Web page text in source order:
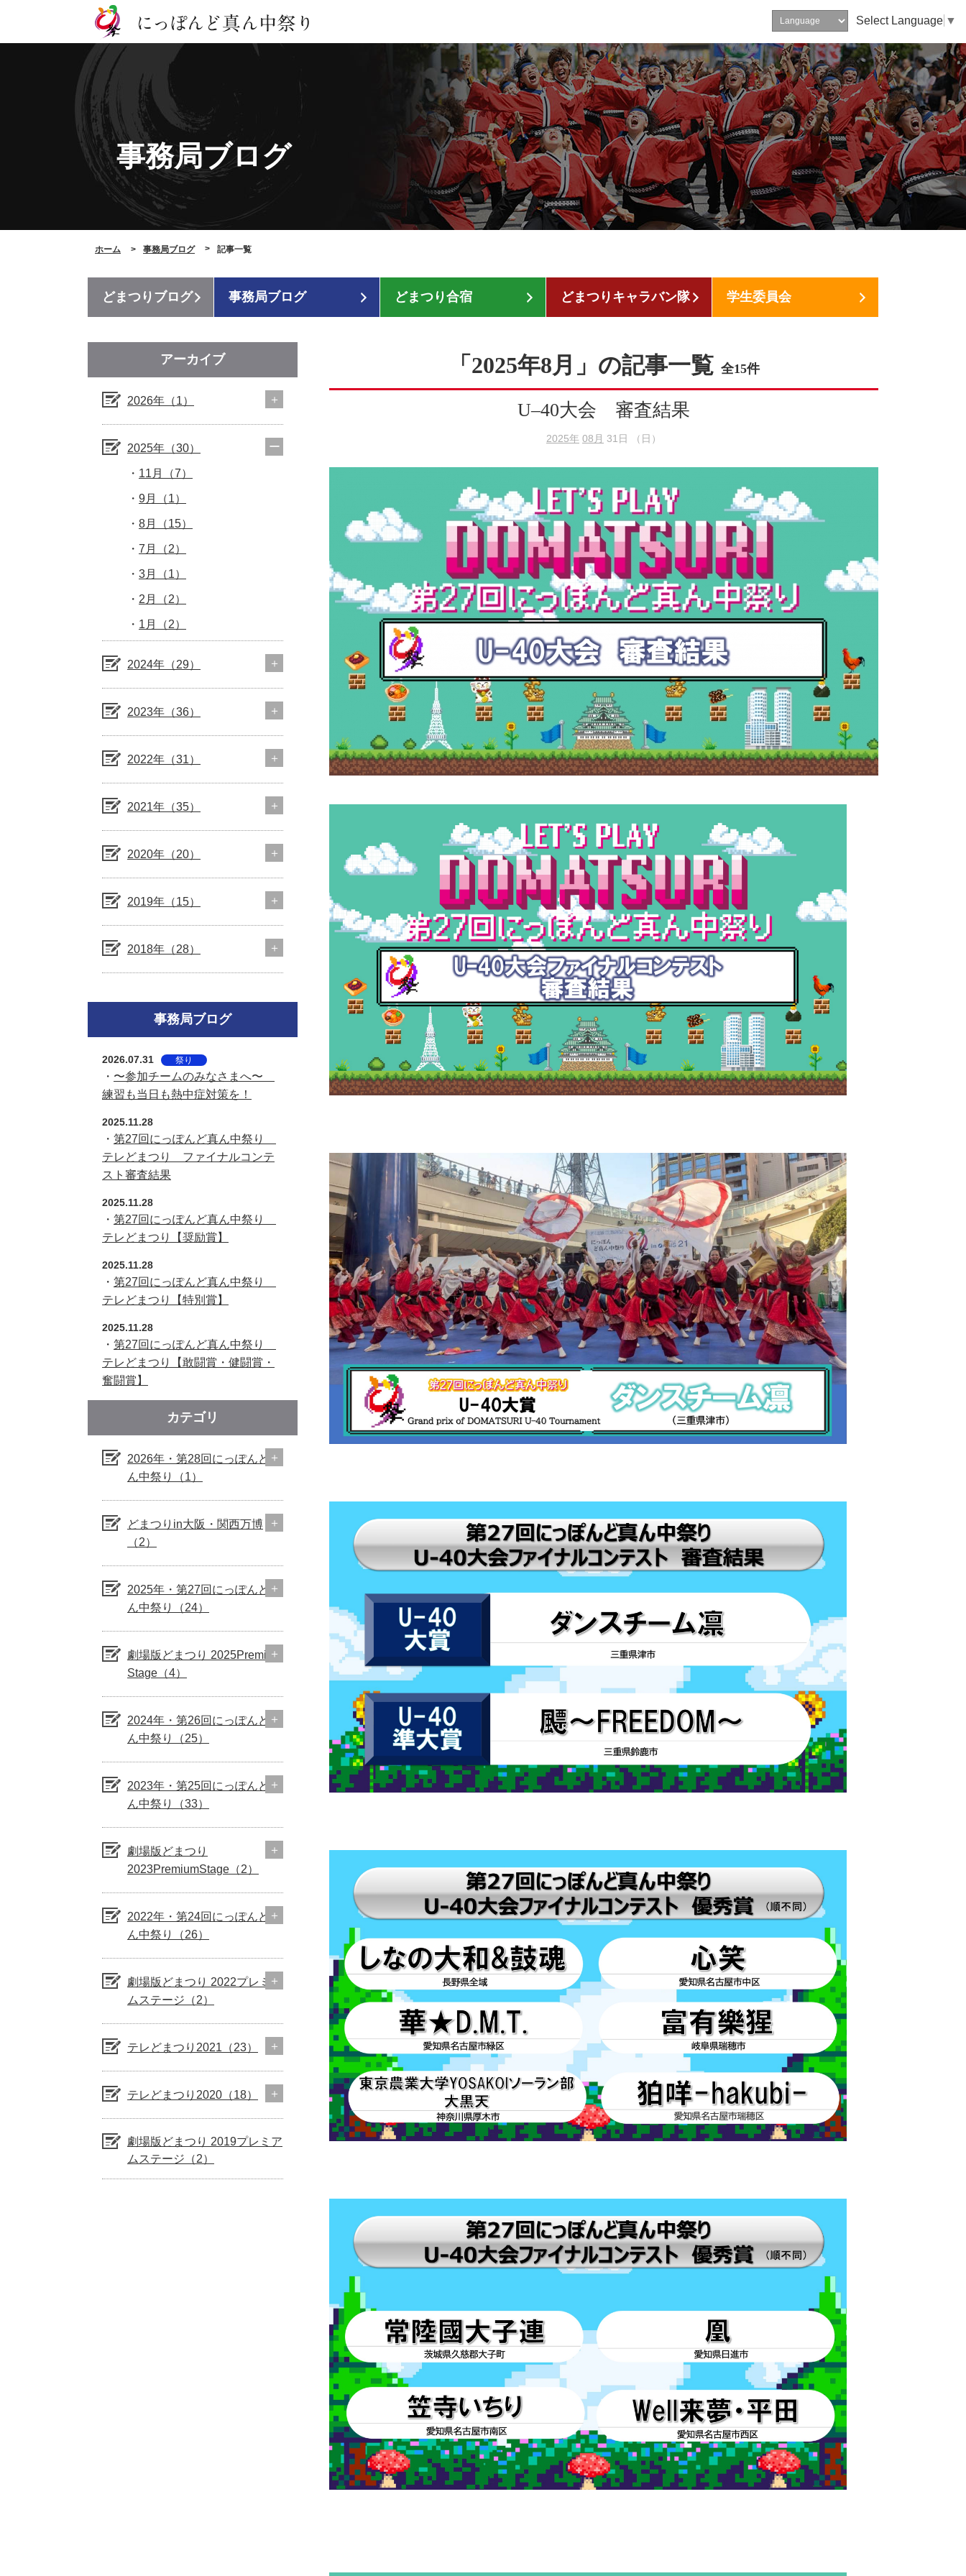
Select Language ▼
事務局ブログ
ホーム 事務局ブログ 記事一覧
どまつりブログ 事務局ブログ どまつり合宿 どまつりキャラバン隊 学生委員会
「2025年8月」の記事一覧 全15件
U–40大会 審査結果
2025年 08月 31日 （日）
アーカイブ
2026年（1）
2025年（30）
11月（7）
9月（1）
8月（15）
7月（2）
3月（1）
2月（2）
1月（2）
2024年（29）
2023年（36）
2022年（31）
2021年（35）
2020年（20）
2019年（15）
2018年（28）
事務局ブログ
2026.07.31 祭り
・ 〜参加チームのみなさまへ〜
練習も当日も熱中症対策を！
2025.11.28
・ 第27回にっぽんど真ん中祭り
テレどまつり ファイナルコンテ
スト審査結果
2025.11.28
・ 第27回にっぽんど真ん中祭り
テレどまつり【奨励賞】
2025.11.28
・ 第27回にっぽんど真ん中祭り
テレどまつり【特別賞】
2025.11.28
・ 第27回にっぽんど真ん中祭り
テレどまつり【敢闘賞・健闘賞・
奮闘賞】
カテゴリ
2026年・第28回にっぽんど真
ん中祭り（1）
どまつりin大阪・関西万博
（2）
2025年・第27回にっぽんど真
ん中祭り（24）
劇場版どまつり 2025Premium
Stage（4）
2024年・第26回にっぽんど真
ん中祭り（25）
2023年・第25回にっぽんど真
ん中祭り（33）
劇場版どまつり
2023PremiumStage（2）
2022年・第24回にっぽんど真
ん中祭り（26）
劇場版どまつり 2022プレミア
ムステージ（2）
テレどまつり2021（23）
テレどまつり2020（18）
劇場版どまつり 2019プレミア
ムステージ（2）